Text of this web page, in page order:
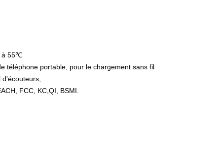
à 55℃
téléphone portable, pour le chargement sans fil
FCC, KC,QI, BSMI.